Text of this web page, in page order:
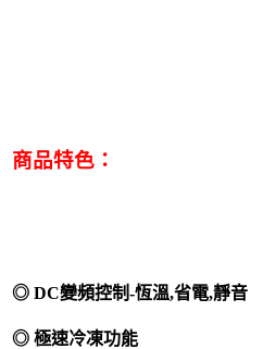
商品特色：
◎ DC變頻控制-恆溫,省電,靜音
◎ 極速冷凍功能